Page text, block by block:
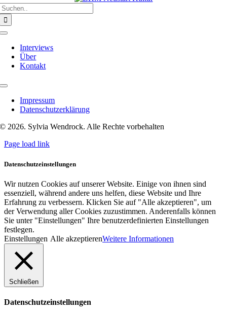
Toggle
NavigationInterviews
Über
Kontakt
Toggle
NavigationImpressum
Datenschutzerklärung
© 2026. Sylvia Wendrock. Alle Rechte vorbehalten
Page load link
Datenschutzeinstellungen
Wir nutzen Cookies auf unserer Website. Einige von ihnen sind
essenziell, während andere uns helfen, diese Website und Ihre
Erfahrung zu verbessern. Klicken Sie auf "Alle akzeptieren", um
der Verwendung aller Cookies zuzustimmen. Anderenfalls können
Sie unter "Einstellungen" Ihre benutzerdefinierten Einstellungen
festlegen.
Einstellungen Alle akzeptierenWeitere Informationen
Schließen
Datenschutzeinstellungen